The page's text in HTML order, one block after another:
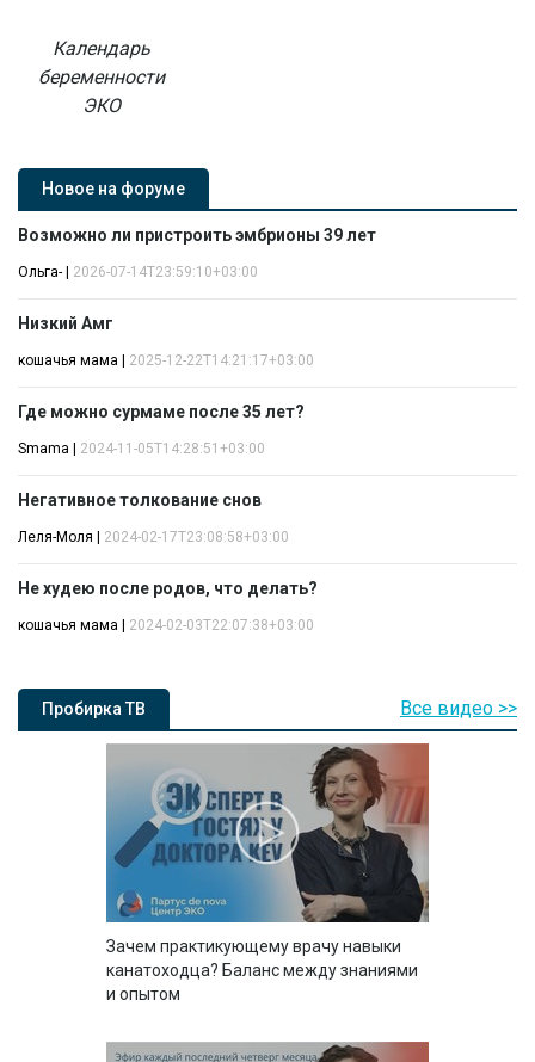
Календарь
беременности
ЭКО
Новое на форуме
Возможно ли пристроить эмбрионы 39 лет
Ольга- 2026-07-14T23:59:10+03:00
Низкий Амг
кошачья мама 2025-12-22T14:21:17+03:00
Где можно сурмаме после 35 лет?
Smama 2024-11-05T14:28:51+03:00
Негативное толкование снов
Леля-Моля 2024-02-17T23:08:58+03:00
Не худею после родов, что делать?
кошачья мама 2024-02-03T22:07:38+03:00
Пробирка ТВ
Зачем практикующему врачу навыки
канатоходца? Баланс между знаниями
и опытом
Все видео >>